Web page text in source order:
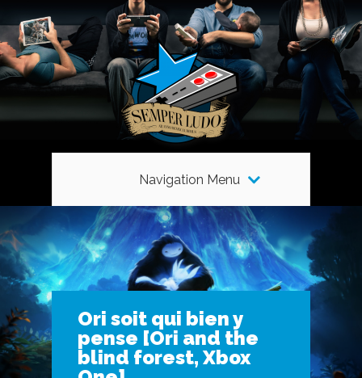
Navigation Menu
Ori soit qui bien y
pense [Ori and the
blind forest, Xbox